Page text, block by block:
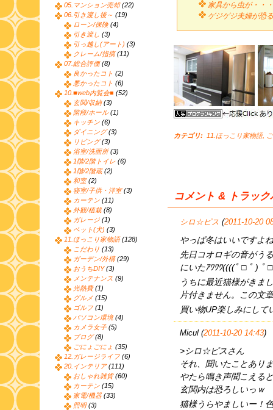
家具から虫が・・・
ゲジゲジ夫婦が恐
カテゴリ: 11.ほっこり家物語,
コメント & トラック
シロ☆ピス (2011-10-20
やっぱ冬はいいですよ
先日コオロギの音がう
にいたｱﾜﾜﾜ((((ﾟ □ ﾟ ) ﾟ
うちに最近猫様がきま
片付きません。この文
買い物UP楽しみにし
Micul (2011-10-20 14:43)
>シロ☆ピスさん
それ、聞いたことあり
やたら鳴き声聞こえる
玄関内は恐ろしいっｗ
猫様うらやましいー！
05.マンション売却(22)
06.引き渡し後～ (19)
ローン/保険(4)
引き渡し (3)
引っ越し(アート) (3)
クレーム/指摘(11)
07.総合評価(8)
良かったコト (2)
悪かったコト (6)
10.■web内覧会■ (52)
玄関/収納(3)
階段/ホール(1)
キッチン (6)
ダイニング(3)
リビング(3)
浴室/洗面所(3)
1階/2階トイレ (6)
1階/2階蔵(2)
和室(2)
寝室/子供・洋室(3)
カーテン (11)
外観/植栽(8)
ガレージ (1)
ペット(犬) (3)
11.ほっこり家物語(128)
こだわり (13)
ガーデン/外構(29)
おうちDIY(3)
メンテナンス (9)
光熱費(1)
グルメ (15)
ゴルフ (1)
パソコン環境(4)
カメラ女子 (5)
ブログ(8)
ごにょごにょ (35)
12.ガレージライフ (6)
20.インテリア(111)
おしゃれ雑貨(60)
カーテン (15)
家電/機器 (33)
照明(3)